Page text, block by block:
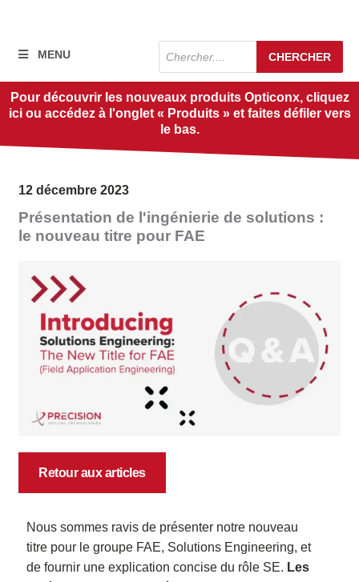
MENU
Recherche
de
produits
CHERCHER
Pour découvrir les nouveaux produits Opticonx, cliquez
ici ou accédez à l'onglet « Produits » et faites défiler vers
le bas.
12 décembre 2023
Présentation de l'ingénierie de solutions :
le nouveau titre pour FAE
Retour aux articles
Nous sommes ravis de présenter notre nouveau
titre pour le groupe FAE, Solutions Engineering, et
de fournir une explication concise du rôle SE. Les